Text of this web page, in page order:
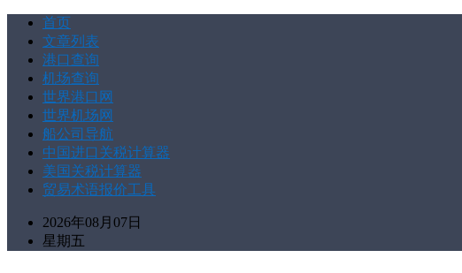
首页
文章列表
港口查询
机场查询
世界港口网
世界机场网
船公司导航
中国进口关税计算器
美国关税计算器
贸易术语报价工具
2026年08月07日
星期五